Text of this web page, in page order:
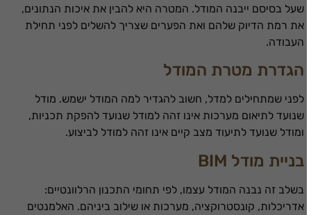
שעל בסיסם ייבנה המודל. המטרה היא להבין את איכות הנתונים,
את רמת הדיוק שלהם ואת הפערים שצריך להשלים לפני תחילת
העבודה.
הגדרת מטרת המודל
לפני שמתחילים למדל, חשוב להגדיר למה המודל ישמש. מודל
שנועד לתיאום מערכות אינו זהה למודל שנועד להפקת תכניות,
ומודל שנועד לתיעוד מצב קיים אינו זהה למודל לביצוע.
בניית מודל BIM
בשלב זה נבנה המודל עצמו, לפי תחומי התכנון הרלוונטיים:
אדריכלות, קונסטרוקציה, מערכות או שילוב ביניהם. האלמנטים